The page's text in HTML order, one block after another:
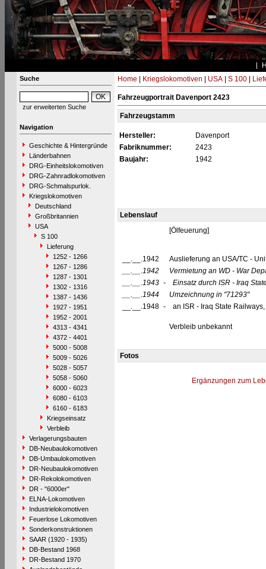
Suche
zur erweiterten Suche
Navigation
Geschichte & Hintergründe
Länderbahnen
DRG-Einheitslokomotiven
DRG-Zahnradlokomotiven
DRG-Schmalspurlok.
Kriegslokomotiven
Deutschland
Großbritannien
USA
S 100
Lieferung
1252 - 1266
1267 - 1286
1287 - 1301
1302 - 1316
1387 - 1436
1927 - 1951
1952 - 2001
4313 - 4341
4372 - 4401
5000 - 5008
5009 - 5026
5028 - 5057
5058 - 5060
6000 - 6023
6080 - 6103
6160 - 6183
Kriegseinsatz
Verbleib
Verlagerungsbauten
DB-Neubaulokomotiven
DB-Umbaulokomotiven
DR-Neubaulokomotiven
DR-Rekolokomotiven
DR - "6000er"
ELNA-Lokomotiven
Industrielokomotiven
Feuerlose Lokomotiven
Sonderkonstruktionen
SAAR (1920 - 1935)
DB-Bestand 1968
DR-Bestand 1970
Home Kriegslokomotiven USA| S 100|
Fahrzeugportrait Davenport 2423
Fahrzeugstamm
Hersteller:
Davenport
Fabriknummer:
2423
Baujahr:
1942
Lebenslauf
[Ölfeuerung]
__.__.1942
Auslieferung an USA/TC -
__.__.1942
Vermietung an WD - War
__.__.1943 -
Einsatz durch ISR - Iraq
__.__.1944
Umzeichnung in "71293"
__.__.1948 - an ISR - Iraq State
Verbleib unbekannt
Fotos
Ergänzungen zum